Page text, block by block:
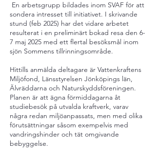
En arbetsgrupp bildades inom SVAF för att
sondera intresset till initiativet. I skrivande
stund (feb 2025) har det vidare arbetet
resulterat i en preliminärt bokad resa den 6-
7 maj 2025 med ett flertal besöksmål inom
sjön Sommens tillrinningsområde.
Hittills anmälda deltagare är Vattenkraftens
Miljöfond, Länsstyrelsen Jönköpings län,
Älvräddarna och Naturskyddsföreningen.
Planen är att ägna förmiddagarna åt
studiebesök på utvalda kraftverk, varav
några redan miljöanpassats, men med olika
förutsättningar såsom exempelvis med
vandringshinder och tät omgivande
bebyggelse.